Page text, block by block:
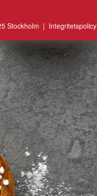
Stockholm | Integritetspolicy